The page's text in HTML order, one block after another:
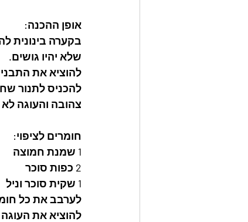
אופן ההכנה:
בקערה בינונית
שלא יהיו גושים.
להוציא את התבנית ( מספר 24) מהפריזר
צהובה והעוגה
חומרים לציפוי:
1 שמנת חמוצה
2 כפות סוכר
1 שקית סוכר וניל
לערבב את כל
להוציא את